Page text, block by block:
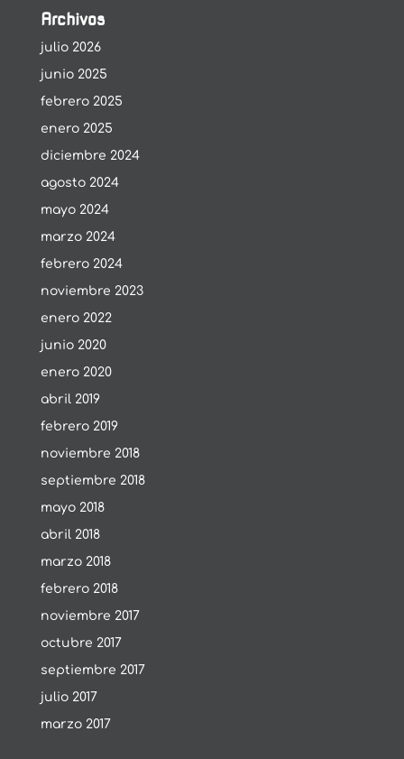
Archivos
julio 2026
junio 2025
febrero 2025
enero 2025
diciembre 2024
agosto 2024
mayo 2024
marzo 2024
febrero 2024
noviembre 2023
enero 2022
junio 2020
enero 2020
abril 2019
febrero 2019
noviembre 2018
septiembre 2018
mayo 2018
abril 2018
marzo 2018
febrero 2018
noviembre 2017
octubre 2017
septiembre 2017
julio 2017
marzo 2017